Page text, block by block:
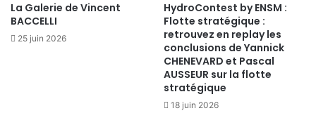
La Galerie de Vincent
BACCELLI
25 juin 2026
HydroContest by ENSM :
Flotte stratégique :
retrouvez en replay les
conclusions de Yannick
CHENEVARD et Pascal
AUSSEUR sur la flotte
stratégique
18 juin 2026